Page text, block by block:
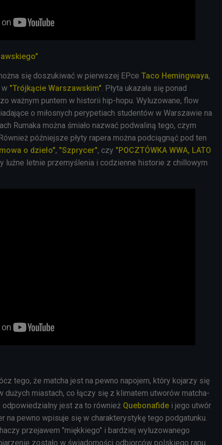
się doszukiwać w pierwszej EPce Taco Hemingwaya,
w "Trójkącie Warszawskim". Płyta ukazała się ponad
ważnym puntem w historii hip-hopu. Wyluzowane, flow
o miłosnych perypetiach studentów w Warszawie na
Rumaka można śmiało nazwać podwaliną tego, czym
późniejsze płyty rapera można podciągnąć pod ten
o dzieło", "Szprycer", czy "POCZTÓWKA WWA, LATO
luźne letnie przemyślenia i codzienne historie z chillowym
tego, że matcha jest na pewno napojem, który kojarzy się
dużych miastach, co łączy się z klimatem utworów matcha-
jest za to również Quebonafide i jego utwór
na pewno wpisuje się w charakterystykę tego podgatunku.
przejawem "miękkiego" i bardziej wyluzowanego
zostało w świadomości odbiorców polskiego rapu.